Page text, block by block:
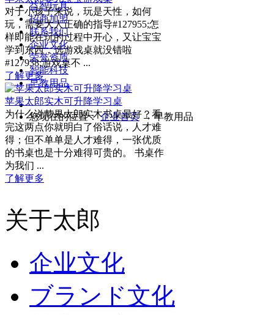
益智玩具
招商加盟
联系我们
企业文化
荣誉资质
智能科技
早教用品
您现在的位置： 企业首页 → 早教用品
对于小孩子来说，玩是天性，如何
玩，需要大人正确的指导#127955;怎
样即能在玩的过程中开心，又让宝宝
学到东西，选游戏桌就没错啦
#127938;游戏桌不 ...
了解更多
苹果太郎实木可升降学习桌
为什么说苹果太郎实木书桌最好？看
完这两点你就明白了俗话说，人才难
得；但不单单是人才难得，一张优质
的书桌也是十分难得可贵的。 书桌作
为我们 ...
了解更多
关于太郎
企业文化
ブランド文化